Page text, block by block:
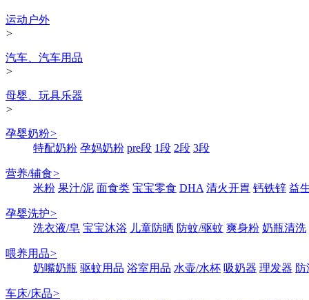
运动户外
>
汽车、汽车用品
>
母婴、玩具乐器
>
孕婴奶粉>
特配奶粉 孕妈奶粉 pre段 1段 2段 3段
营养/辅食>
米粉 果汁/泥 面食类 宝宝零食 DHA 清火开胃 钙铁锌 益
孕婴洗护>
洗衣液/皂 宝宝沐浴 儿童防晒 防蚊/驱蚊 爽身粉 奶瓶清洗
喂养用品>
奶嘴奶瓶 驱蚊用品 浴室用品 水壶/水杯 吸奶器 理发器
车床/床品>